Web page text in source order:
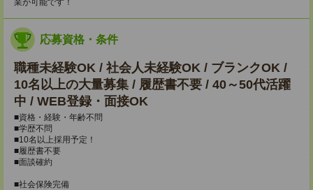
業が可能です！
応募資格・条件
職種未経験OK / 社会人未経験OK / ブランクOK /
10名以上の大量募集 / 履歴書不要 / 40～50代活躍
中 / WEB登録・面接OK
■資格・経験・年齢不問
■学歴不問
■10名以上採用予定！
■履歴書不要
■面談確約
■社会保険完備